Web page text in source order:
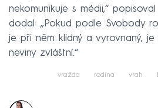
nekomunikuje s médii,“
dodal: „Pokud podle Svobody
je při něm klidný a vyrovnaný,
neviny zvláštní.“
vražda rodina vrah